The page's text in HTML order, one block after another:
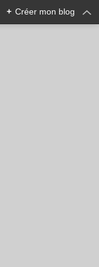
+ Créer mon blog